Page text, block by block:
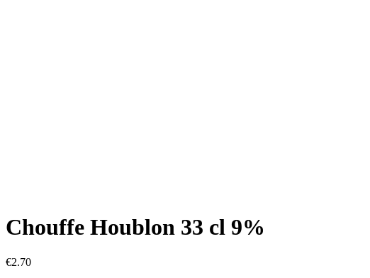
Chouffe Houblon 33 cl 9%
€2.70